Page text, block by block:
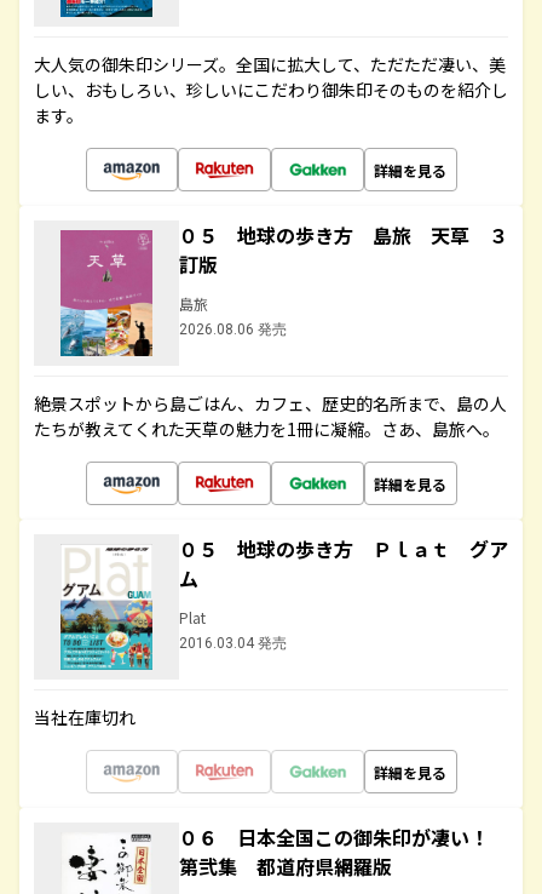
大人気の御朱印シリーズ。全国に拡大して、ただただ凄い、美
しい、おもしろい、珍しいにこだわり御朱印そのものを紹介し
ます。
詳細を見る
０５ 地球の歩き方 島旅 天草 ３
訂版
島旅
2026.08.06 発売
絶景スポットから島ごはん、カフェ、歴史的名所まで、島の人
たちが教えてくれた天草の魅力を1冊に凝縮。さあ、島旅へ。
詳細を見る
０５ 地球の歩き方 Ｐｌａｔ グア
ム
Plat
2016.03.04 発売
当社在庫切れ
詳細を見る
０６ 日本全国この御朱印が凄い！
第弐集 都道府県網羅版